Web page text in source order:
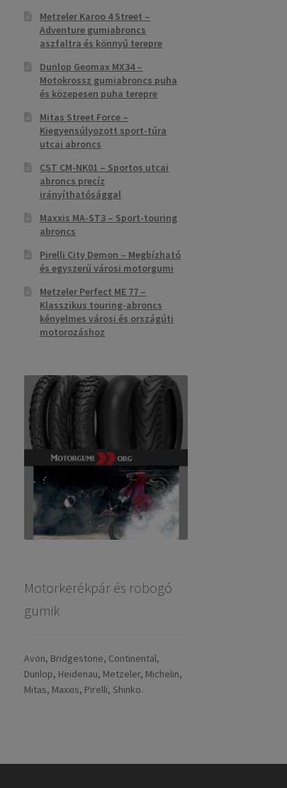
Metzeler Karoo 4 Street –
Adventure gumiabroncs
aszfaltra és könnyű terepre
Dunlop Geomax MX34 –
Motokrossz gumiabroncs puha
és közepesen puha terepre
Mitas Street Force –
Kiegyensúlyozott sport-túra
utcai abroncs
CST CM-NK01 – Sportos utcai
abroncs precíz
irányíthatósággal
Maxxis MA-ST3 – Sport-touring
abroncs
Pirelli City Demon – Megbízható
és egyszerű városi motorgumi
Metzeler Perfect ME 77 –
Klasszikus touring-abroncs
kényelmes városi és országúti
motorozáshoz
Motorkerékpár és robogó
gumik
Avon, Bridgestone, Continental,
Dunlop, Heidenau, Metzeler, Michelin,
Mitas, Maxxis, Pirelli, Shinko.